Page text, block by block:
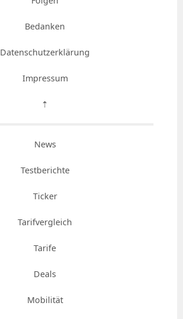
Bedanken
Datenschutzerklärung
Impressum
⇡
News
Testberichte
Ticker
Tarifvergleich
Tarife
Deals
Mobilität